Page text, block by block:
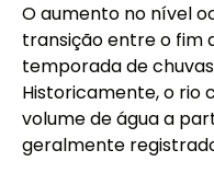
O aumento no nível
transição entre o fim
temporada de
Historicamente, o rio
volume de água a
geralmente